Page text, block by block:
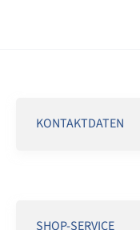
KONTAKTDATEN
SHOP-SERVICE